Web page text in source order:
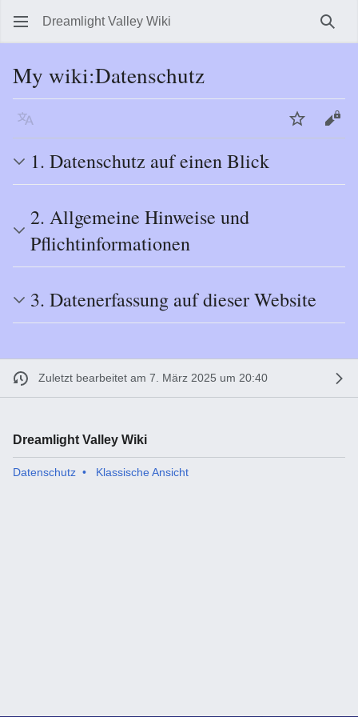
Dreamlight Valley Wiki
My wiki:Datenschutz
Sprache
1. Datenschutz auf einen Blick
2. Allgemeine Hinweise und
Pflichtinformationen
3. Datenerfassung auf dieser Website
Zuletzt bearbeitet am 7. März 2025 um 20:40
Dreamlight Valley Wiki
Datenschutz Klassische Ansicht